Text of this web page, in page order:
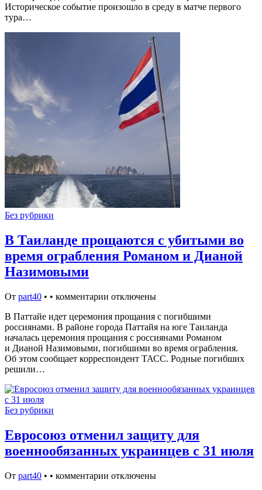
Историческое событие произошло в среду в матче первого
тура…
Без рубрики
В Таиланде прощаются с убитыми во
время ограбления Романом и Дианой
Назимовыми
От part40 • • комментарии отключены
В Паттайе идет церемония прощания с погибшими
россиянами. В районе города Паттайя на юге Таиланда
началась церемония прощания с россиянами Романом
и Дианой Назимовыми, погибшими во время ограбления.
Об этом сообщает корреспондент ТАСС. Родные погибших
решили…
Без рубрики
Евросоюз отменил защиту для
военнообязанных украинцев с 31 июля
От part40 • • комментарии отключены